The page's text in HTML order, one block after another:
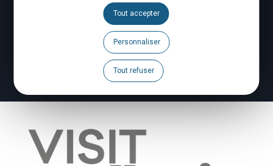
Tout accepter
Personnaliser
Tout refuser
Signaler un problème